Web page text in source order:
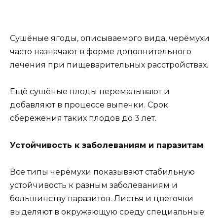
Сушёные ягоды, описываемого вида, черёмухи
часто назначают в форме дополнительного
лечения при пищеварительных расстройствах.
Ещё сушёные плоды перемалывают и
добавляют в процессе выпечки. Срок
сбережения таких плодов до 3 лет.
Устойчивость к заболеваниям и паразитам
Все типы черёмухи показывают стабильную
устойчивость к разным заболеваниям и
большинству паразитов. Листья и цветочки
выделяют в окружающую среду специальные